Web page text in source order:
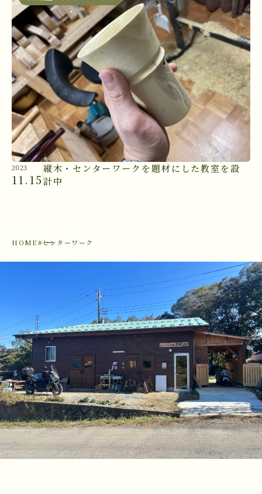
2023
11.15
縦木・センターワークを題材にした教室を設
計中
HOME#センターワーク